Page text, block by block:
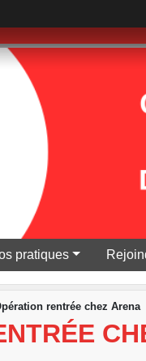
pratiques
rentrée chez Arena